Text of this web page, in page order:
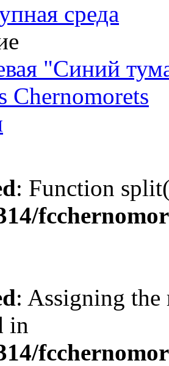
среда
"Синий
Chernomorets
: Function
: Assigning the
in